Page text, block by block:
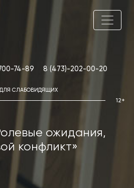
74-89
8 (473)-202-00-20
ДЛЯ СЛАБОВИДЯЩИХ
ожидания,
конфликт»